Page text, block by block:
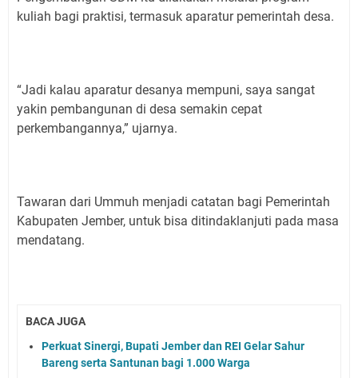
kuliah bagi praktisi, termasuk aparatur pemerintah desa.
“Jadi kalau aparatur desanya mempuni, saya sangat
yakin pembangunan di desa semakin cepat
perkembangannya,” ujarnya.
Tawaran dari Ummuh menjadi catatan bagi Pemerintah
Kabupaten Jember, untuk bisa ditindaklanjuti pada masa
mendatang.
BACA JUGA
Perkuat Sinergi, Bupati Jember dan REI Gelar Sahur
Bareng serta Santunan bagi 1.000 Warga